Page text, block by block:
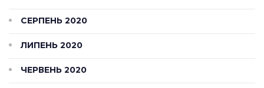
СЕРПЕНЬ 2020
ЛИПЕНЬ 2020
ЧЕРВЕНЬ 2020